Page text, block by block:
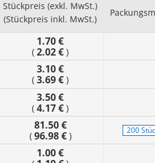
Stückpreis (exkl. MwSt.)
(Stückpreis inkl. MwSt.)
1.70 €
( 2.02 € )
3.10 €
( 3.69 € )
3.50 €
( 4.17 € )
81.50 €
( 96.98 €) 200
1.00 €